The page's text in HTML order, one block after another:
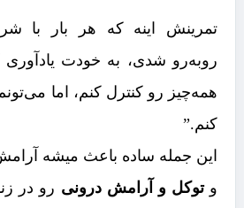
تمرینش اینه که هر بار با
روبه‌رو شدی، به خودت
همه‌چیز رو کنترل کنم، اما
کنم.”
این جمله ساده باعث میشه
وتوکل و آرامش درونی رو در